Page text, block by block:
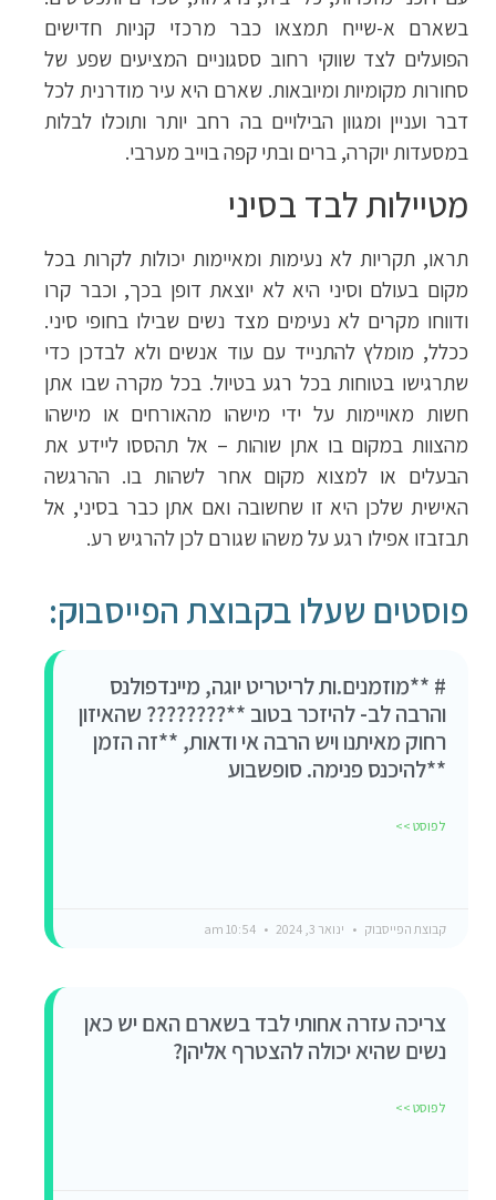
בשארם א-שייח תמצאו כבר מרכזי קניות חדישים
הפועלים לצד שווקי רחוב ססגוניים המציעים שפע של
סחורות מקומיות ומיובאות. שארם היא עיר מודרנית לכל
דבר ועניין ומגוון הבילויים בה רחב יותר ותוכלו לבלות
במסעדות יוקרה, ברים ובתי קפה בוייב מערבי.
מטיילות לבד בסיני
תראו, תקריות לא נעימות ומאיימות יכולות לקרות בכל
מקום בעולם וסיני היא לא יוצאת דופן בכך, וכבר קרו
ודווחו מקרים לא נעימים מצד נשים שבילו בחופי סיני.
ככלל, מומלץ להתנייד עם עוד אנשים ולא לבדכן כדי
שתרגישו בטוחות בכל רגע בטיול. בכל מקרה שבו אתן
חשות מאויימות על ידי מישהו מהאורחים או מישהו
מהצוות במקום בו אתן שוהות – אל תהססו ליידע את
הבעלים או למצוא מקום אחר לשהות בו. ההרגשה
האישית שלכן היא זו שחשובה ואם אתן כבר בסיני, אל
תבזבזו אפילו רגע על משהו שגורם לכן להרגיש רע.
פוסטים שעלו בקבוצת הפייסבוק:
# **מוזמנים.ות לריטריט יוגה, מיינדפולנס
והרבה לב- להיזכר בטוב **???????? שהאיזון
רחוק מאיתנו ויש הרבה אי ודאות, **זה הזמן
**להיכנס פנימה. סופשבוע
לפוסט >>
קבוצת הפייסבוק ינואר 3, 2024
צריכה עזרה אחותי לבד בשארם האם יש כאן
נשים שהיא יכולה להצטרף אליהן?
לפוסט >>